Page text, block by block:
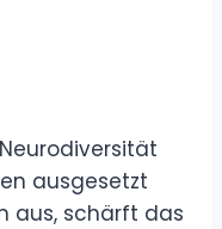
ausgesetzt
aus, schärft das